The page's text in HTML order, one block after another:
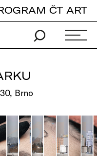
ČT ART
Brno